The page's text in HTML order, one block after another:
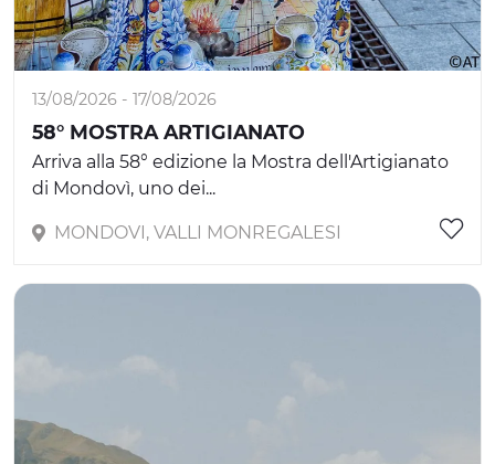
13/08/2026 - 17/08/2026
58° MOSTRA ARTIGIANATO
Arriva alla 58° edizione la Mostra dell'Artigianato
di Mondovì, uno dei...
MONDOVI, VALLI MONREGALESI